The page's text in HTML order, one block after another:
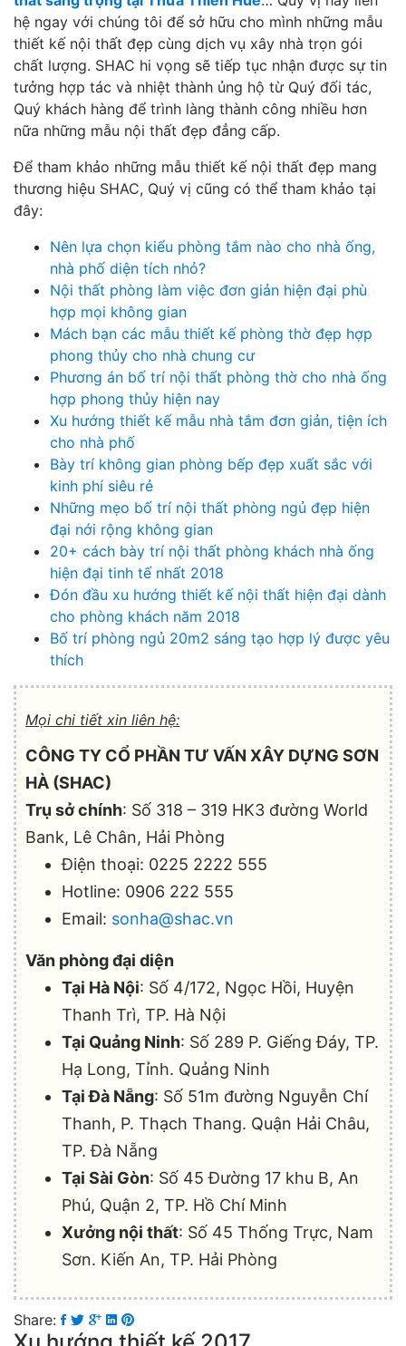
hệ ngay với chúng tôi để sở hữu cho mình những mẫu
thiết kế nội thất đẹp cùng dịch vụ xây nhà trọn gói
chất lượng. SHAC hi vọng sẽ tiếp tục nhận được sự tin
tưởng hợp tác và nhiệt thành ủng hộ từ Quý đối tác,
Quý khách hàng để trình làng thành công nhiều hơn
nữa những mẫu nội thất đẹp đẳng cấp.
Để tham khảo những mẫu thiết kế nội thất đẹp mang
thương hiệu SHAC, Quý vị cũng có thể tham khảo tại
đây:
Nên lựa chọn kiểu phòng tắm nào cho nhà ống,
nhà phố diện tích nhỏ?
Nội thất phòng làm việc đơn giản hiện đại phù
hợp mọi không gian
Mách bạn các mẫu thiết kế phòng thờ đẹp hợp
phong thủy cho nhà chung cư
Phương án bố trí nội thất phòng thờ cho nhà ống
hợp phong thủy hiện nay
Xu hướng thiết kế mẫu nhà tắm đơn giản, tiện ích
cho nhà phố
Bày trí không gian phòng bếp đẹp xuất sắc với
kinh phí siêu rẻ
Những mẹo bố trí nội thất phòng ngủ đẹp hiện
đại nới rộng không gian
20+ cách bày trí nội thất phòng khách nhà ống
hiện đại tinh tế nhất 2018
Đón đầu xu hướng thiết kế nội thất hiện đại dành
cho phòng khách năm 2018
Bố trí phòng ngủ 20m2 sáng tạo hợp lý được yêu
thích
Mọi chi tiết xin liên hệ:
CÔNG TY CỔ PHẦN TƯ VẤN XÂY DỰNG SƠN
HÀ (SHAC)
Trụ sở chính: Số 318 – 319 HK3 đường World
Bank, Lê Chân, Hải Phòng
Điện thoại: 0225 2222 555
Hotline: 0906 222 555
Email: sonha@shac.vn
Văn phòng đại diện
Tại Hà Nội: Số 4/172, Ngọc Hồi, Huyện
Thanh Trì, TP. Hà Nội
Tại Quảng Ninh: Số 289 P. Giếng Đáy, TP.
Hạ Long, Tỉnh. Quảng Ninh
Tại Đà Nẵng: Số 51m đường Nguyễn Chí
Thanh, P. Thạch Thang. Quận Hải Châu,
TP. Đà Nẵng
Tại Sài Gòn: Số 45 Đường 17 khu B, An
Phú, Quận 2, TP. Hồ Chí Minh
Xưởng nội thất: Số 45 Thống Trực, Nam
Sơn. Kiến An, TP. Hải Phòng
Share: